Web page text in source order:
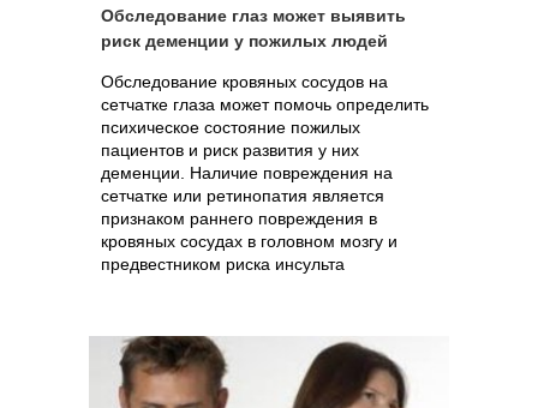
Обследование глаз может выявить
риск деменции у пожилых людей
Обследование кровяных сосудов на
сетчатке глаза может помочь определить
психическое состояние пожилых
пациентов и риск развития у них
деменции. Наличие повреждения на
сетчатке или ретинопатия является
признаком раннего повреждения в
кровяных сосудах в головном мозгу и
предвестником риска инсульта